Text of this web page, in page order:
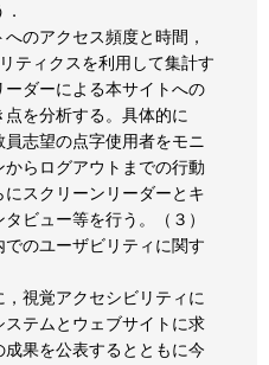
のアクセス頻度と時間，
ティクスを利用して集計す
ダーによる本サイトへの
を分析する。具体的に
志望の点字使用者をモニ
らログアウトまでの行動
スクリーンリーダーとキ
ビュー等を行う。（３）
のユーザビリティに関す
，視覚アクセシビリティに
テムとウェブサイトに求
果を公表するとともに今